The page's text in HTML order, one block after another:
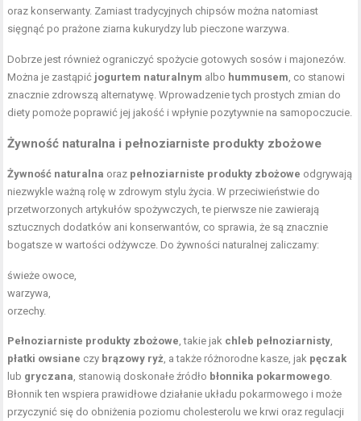
oraz konserwanty. Zamiast tradycyjnych chipsów można natomiast
sięgnąć po prażone ziarna kukurydzy lub pieczone warzywa.
Dobrze jest również ograniczyć spożycie gotowych sosów i majonezów.
Można je zastąpić jogurtem naturalnym albo hummusem , co stanowi
znacznie zdrowszą alternatywę. Wprowadzenie tych prostych zmian do
diety pomoże poprawić jej jakość i wpłynie pozytywnie na samopoczucie.
Żywność naturalna i pełnoziarniste produkty zbożowe
Żywność naturalna oraz pełnoziarniste produkty zbożowe odgrywają
niezwykle ważną rolę w zdrowym stylu życia. W przeciwieństwie do
przetworzonych artykułów spożywczych, te pierwsze nie zawierają
sztucznych dodatków ani konserwantów, co sprawia, że są znacznie
bogatsze w wartości odżywcze. Do żywności naturalnej zaliczamy:
świeże owoce,
warzywa,
orzechy.
Pełnoziarniste produkty zbożowe , takie jak chleb pełnoziarnisty
płatki owsiane czy brązowy ryż , a także różnorodne kasze, jak pęczak
lub gryczana , stanowią doskonałe źródło błonnika pokarmowego
Błonnik ten wspiera prawidłowe działanie układu pokarmowego i może
przyczynić się do obniżenia poziomu cholesterolu we krwi oraz regulacji